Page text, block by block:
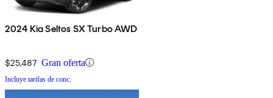
2024 Kia Seltos SX Turbo AWD
$25,487 Gran oferta
Incluye tarifas de conc.